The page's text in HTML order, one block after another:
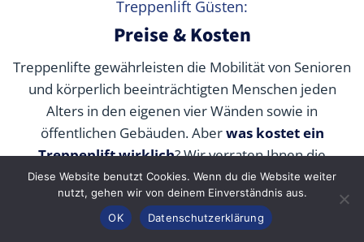
Treppenlift Güsten:
Preise & Kosten
Treppenlifte gewährleisten die Mobilität von Senioren
und körperlich beeinträchtigten Menschen jeden
Alters in den eigenen vier Wänden sowie in
öffentlichen Gebäuden. Aberwas kostet ein
Treppenlift wirklich? Wir verraten Ihnen die
durchschnittlichen Preise unserer Fachpartner je nach
Modell und wie Sie die Kosten durch Zuschüsse,
Fördermittel und Alternativen senken können.
Konfigurator
Diese Website benutzt Cookies. Wenn du die Website weiter
nutzt, gehen wir von deinem Einverständnis aus.
OK
Datenschutzerklärung